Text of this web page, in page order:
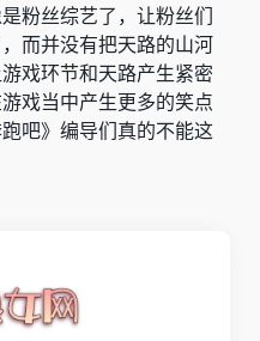
粉丝综艺了，让粉丝们
而并没有把天路的山河
戏环节和天路产生紧密
戏当中产生更多的笑点
吧》编导们真的不能这